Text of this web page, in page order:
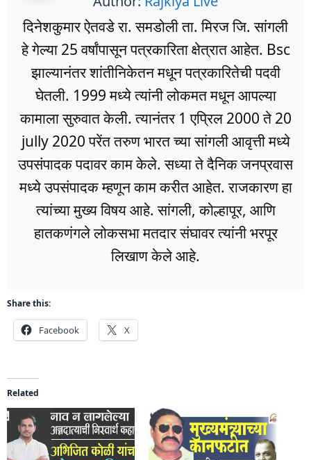
दिनेशकुमार ऐतवडे रा. समडोली ता. मिरज जि. सांगली
हे गेल्या 25 वर्षांपासून पत्रकारिता क्षेत्रात आहेत. Bsc
झाल्यानंतर शांतीनिकेतन मधून पत्रकारितेची पदवी
घेतली. 1999 मध्ये त्यांनी लोकमत मधून आपल्या
कामाला सुरुवात केली. त्यानंतर 1 एप्रिल 2000 ते 20
jully 2020 परेंत तरुण भारत च्या सांगली आवृत्ती मध्ये
उपसंपादक पदावर काम केले. सध्या ते दैनिक जनप्रवास
मध्ये उपसंपादक म्हणून काम करीत आहेत. राजकारण हा
त्यांच्या मुख्य विषय आहे. सांगली, कोल्हापूर, आणि
हातकणंगले लोकसभा मतदार संघावर त्यांनी भरपूर
लिखाण केले आहे.
Share this:
Facebook X
Related